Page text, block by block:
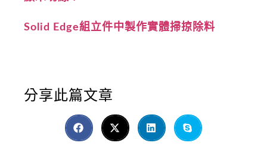
Solid Edge組立件中製作實體掃掠除料
分享此篇文章